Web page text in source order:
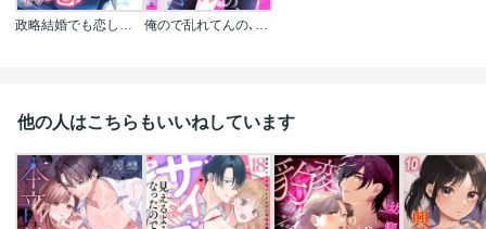
政略結婚でも恋したい!～惚れ薬を飲んだら婚約者が肉食系に豹変しまして～シリーズ【合冊版】 俺ので乱れてんの､好き～意地悪な同僚に性欲強いのバレましたシリーズ
他の人はこちらもいいねしています